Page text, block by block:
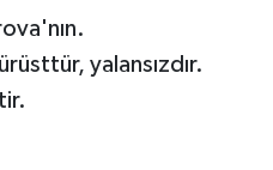
yalansızdır.